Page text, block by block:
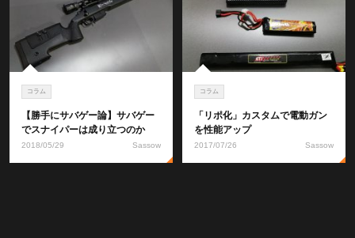
コラム
【勝手にサバゲー論】サバゲー
でスナイパーは成り立つのか
2018/05/29 Sassow
コラム
「リポ化」カスタムで電動ガン
を性能アップ
2017/07/26 Sassow